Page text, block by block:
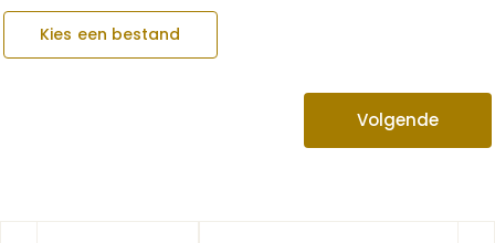
Kies een bestand
Volgende